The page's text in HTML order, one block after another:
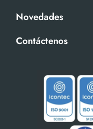
Novedades
Contáctenos